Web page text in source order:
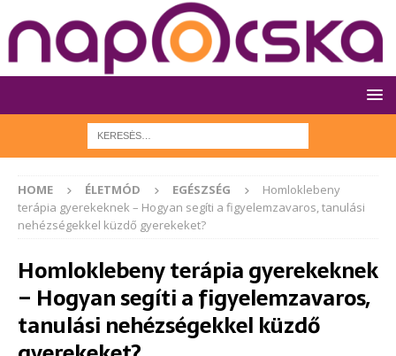
HOME ÉLETMÓD EGÉSZSÉG
Homloklebeny
terápia gyerekeknek – Hogyan segíti a figyelemzavaros, tanulási
nehézségekkel küzdő gyerekeket?
Homloklebeny terápia gyerekeknek
– Hogyan segíti a figyelemzavaros,
tanulási nehézségekkel küzdő